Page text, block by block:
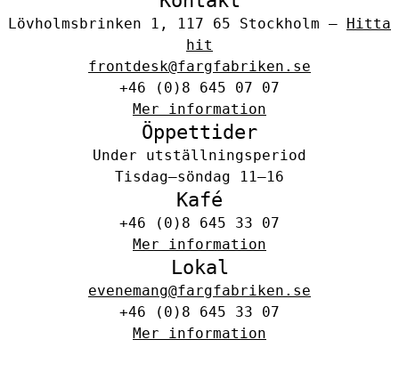
Lövholmsbrinken 1, 117 65 Stockholm –
Hitta
hit
frontdesk@fargfabriken.se
+46 (0)8 645 07 07
Mer information
Öppettider
Under utställningsperiod
Tisdag–söndag 11–16
Kafé
+46 (0)8 645 33 07
Mer information
Lokal
evenemang@fargfabriken.se
+46 (0)8 645 33 07
Mer information